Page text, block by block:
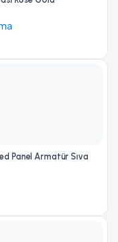
Panel Armatür Sıva